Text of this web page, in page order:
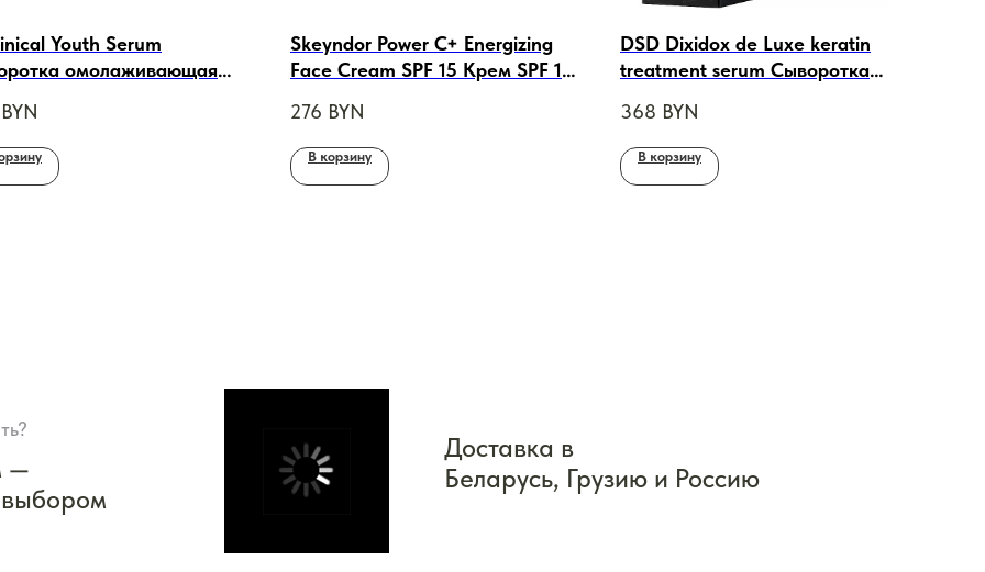
Youth Serum
омолаживающая
BYN
Skeyndor Power C+ Energizing
Face Cream SPF 15 Крем SPF 15
для нормальной и сухой кожи,
50 ml
276 BYN
В корзину
DSD Dixidox de Luxe keratin
treatment serum Сыворотка
Диксидокс ДеЛюкс № 4.5,
200ml
368 BYN
В корзину
—
Доставка в
Беларусь, Грузию и Россию